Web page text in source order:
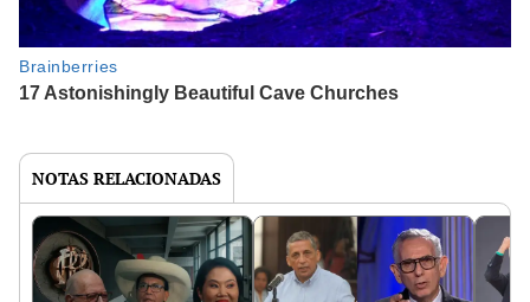
NOTAS RELACIONADAS